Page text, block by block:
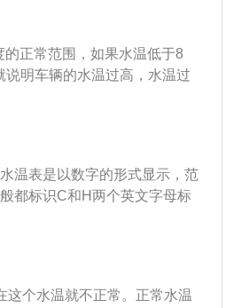
正常范围，如果水温低于8
明车辆的水温过高，水温过
辆就会出现开锅的情况，严重
辆的水温低于80℃，车主也不
，车主需要及时检查车辆的节
换新的节温器。
温表是以数字的形式显示，范
都标识C和H两个英文字母标
表热，如果水温表逼近H或者
温升高；散热风扇故障会导致
这个水温就不正常。正常水温